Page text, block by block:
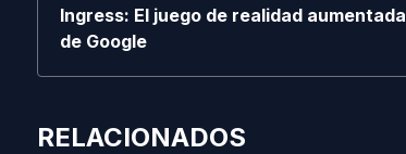
Ingress: El juego de realidad aumentada
de Google
RELACIONADOS